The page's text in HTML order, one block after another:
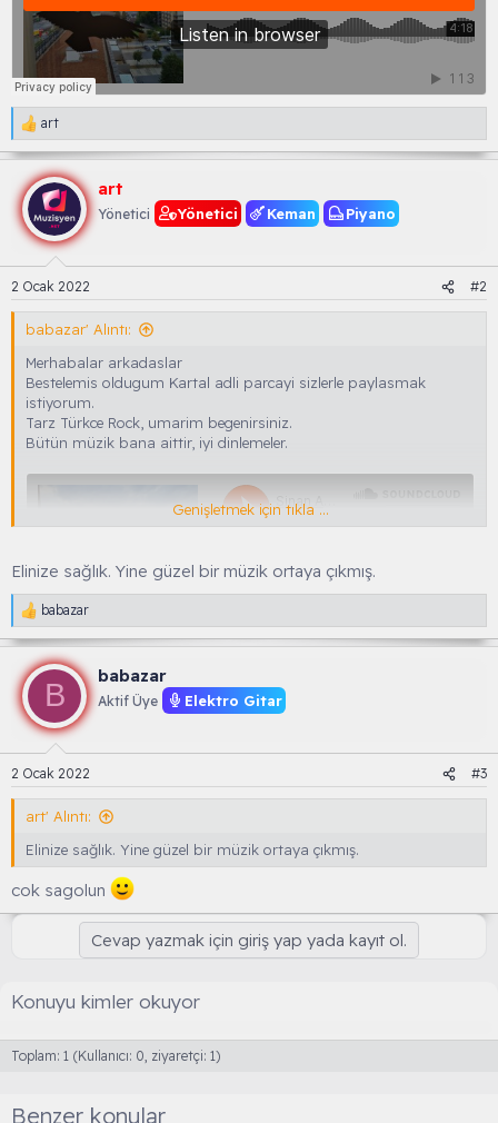
T
e
p
k
i
l
e
:
art
art
Yönetici Yönetici Keman Piyano
2 Ocak 2022 #2
babazar' Alıntı:
Merhabalar arkadaslar
Bestelemis oldugum Kartal adli parcayi sizlerle paylasmak
istiyorum.
Tarz Türkce Rock, umarim begenirsiniz.
Bütün müzik bana aittir, iyi dinlemeler.
Genişletmek için tıkla ...
Elinize sağlık. Yine güzel bir müzik ortaya çıkmış.
T
e
p
k
i
l
e
:
babazar
B
babazar
Aktif Üye Elektro Gitar
2 Ocak 2022 #3
art' Alıntı:
Elinize sağlık. Yine güzel bir müzik ortaya çıkmış.
cok sagolun
Cevap yazmak için giriş yap yada kayıt ol.
Konuyu kimler okuyor
Toplam: 1 (Kullanıcı: 0, ziyaretçi: 1)
Benzer konular